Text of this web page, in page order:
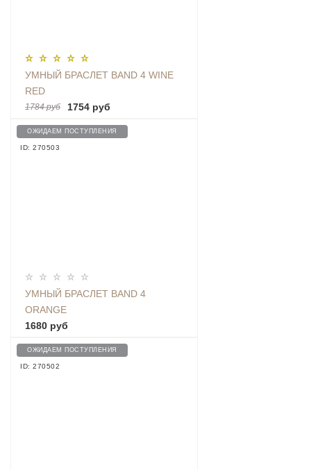
УМНЫЙ БРАСЛЕТ BAND 4 WINE
RED
1784 руб 1754 руб
ОЖИДАЕМ ПОСТУПЛЕНИЯ
ID: 270503
УМНЫЙ БРАСЛЕТ BAND 4
ORANGE
1680 руб
ОЖИДАЕМ ПОСТУПЛЕНИЯ
ID: 270502